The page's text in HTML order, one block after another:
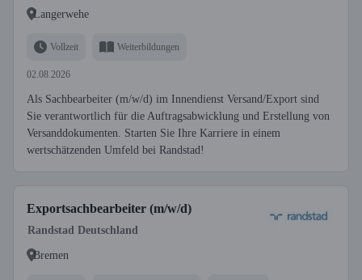
Langerwehe
Vollzeit Weiterbildungen
02.08.2026
Als Sachbearbeiter (m/w/d) im Innendienst Versand/Export sind
Sie verantwortlich für die Auftragsabwicklung und Erstellung von
Versanddokumenten. Starten Sie Ihre Karriere in einem
wertschätzenden Umfeld bei Randstad!
Exportsachbearbeiter (m/w/d)
Randstad Deutschland
Bremen